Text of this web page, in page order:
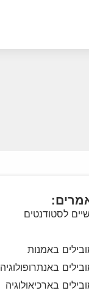
לסטודנטים
באמנות
באנתרופולוגיה
בארכיאולוגיה